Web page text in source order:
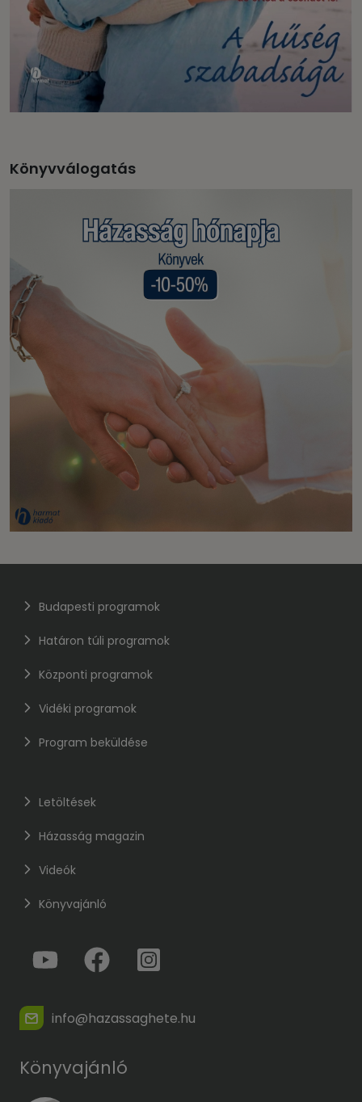
Könyvválogatás
Budapesti programok
Határon túli programok
Központi programok
Vidéki programok
Program beküldése
Letöltések
Házasság magazin
Videók
Könyvajánló
info@hazassaghete.hu
Könyvajánló